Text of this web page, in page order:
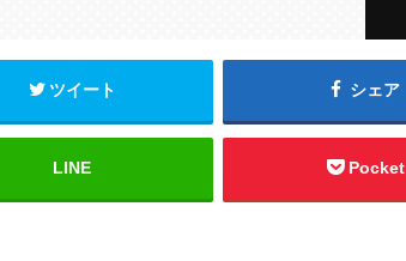
ツイート シェア
LINE Pocket